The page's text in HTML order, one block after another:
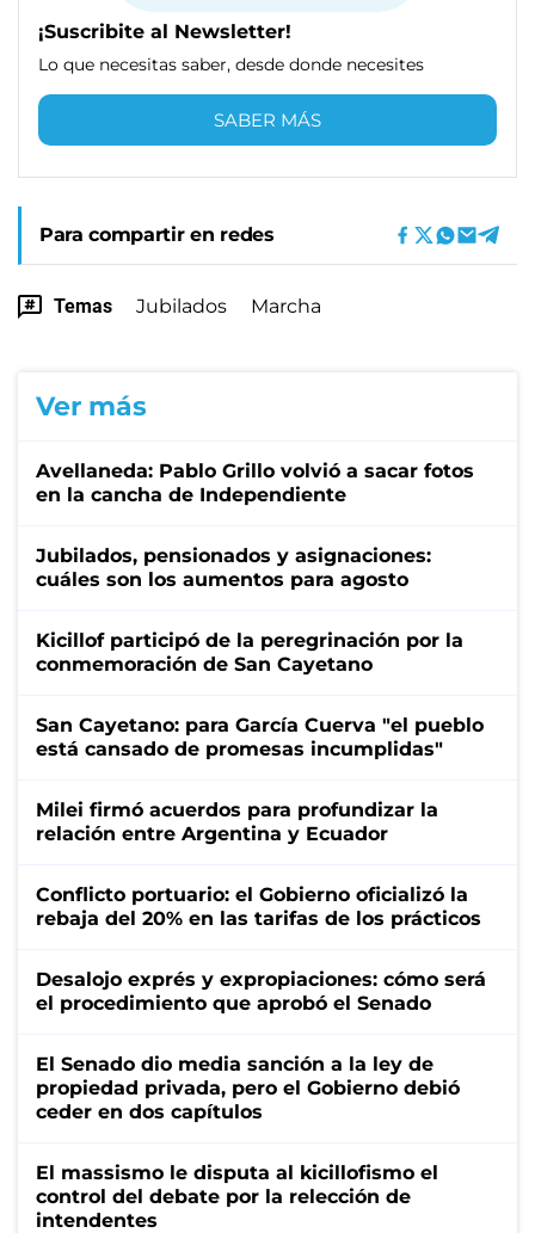
¡Suscribite al Newsletter!
Lo que necesitas saber, desde donde necesites
SABER MÁS
Para compartir en redes
Temas Jubilados Marcha
Ver más
Avellaneda: Pablo Grillo volvió a sacar fotos
en la cancha de Independiente
Jubilados, pensionados y asignaciones:
cuáles son los aumentos para agosto
Kicillof participó de la peregrinación por la
conmemoración de San Cayetano
San Cayetano: para García Cuerva "el pueblo
está cansado de promesas incumplidas"
Milei firmó acuerdos para profundizar la
relación entre Argentina y Ecuador
Conflicto portuario: el Gobierno oficializó la
rebaja del 20% en las tarifas de los prácticos
Desalojo exprés y expropiaciones: cómo será
el procedimiento que aprobó el Senado
El Senado dio media sanción a la ley de
propiedad privada, pero el Gobierno debió
ceder en dos capítulos
El massismo le disputa al kicillofismo el
control del debate por la relección de
intendentes